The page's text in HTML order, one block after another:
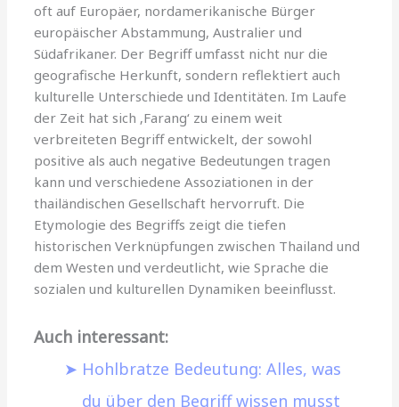
oft auf Europäer, nordamerikanische Bürger
europäischer Abstammung, Australier und
Südafrikaner. Der Begriff umfasst nicht nur die
geografische Herkunft, sondern reflektiert auch
kulturelle Unterschiede und Identitäten. Im Laufe
der Zeit hat sich ‚Farang‘ zu einem weit
verbreiteten Begriff entwickelt, der sowohl
positive als auch negative Bedeutungen tragen
kann und verschiedene Assoziationen in der
thailändischen Gesellschaft hervorruft. Die
Etymologie des Begriffs zeigt die tiefen
historischen Verknüpfungen zwischen Thailand und
dem Westen und verdeutlicht, wie Sprache die
sozialen und kulturellen Dynamiken beeinflusst.
Auch interessant:
Hohlbratze Bedeutung: Alles, was
du über den Begriff wissen musst